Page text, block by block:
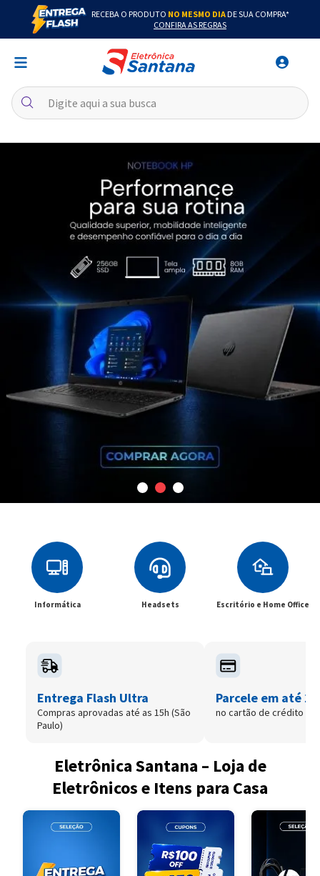
RECEBA O PRODUTO NO MESMO DIADE SUA COMPRA*
CONFIRA AS REGRAS
Informática Headsets Escritório e Home Office
Entrega Flash Ultra
Compras aprovadas até as 15h (São
Paulo)
Parcele em até
no cartão de crédito
Eletrônica Santana – Loja de
Eletrônicos e Itens para Casa